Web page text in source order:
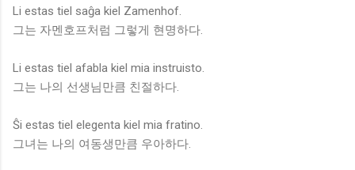
Li estas tiel saĝa kiel Zamenhof.
그는 자멘호프처럼 그렇게 현명하다.
Li estas tiel afabla kiel mia instruisto.
그는 나의 선생님만큼 친절하다.
Ŝi estas tiel elegenta kiel mia fratino.
그녀는 나의 여동생만큼 우아하다.